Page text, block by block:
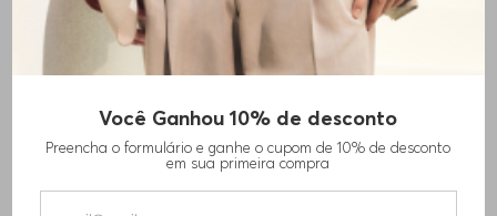
Você Ganhou 10% de desconto
Preencha o formulário e ganhe o cupom de 10% de desconto
em sua primeira compra